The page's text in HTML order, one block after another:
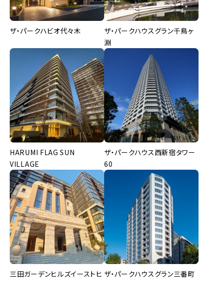
ザ・パークハビオ代々木
ザ・パークハウスグラン千鳥ヶ
淵
HARUMI FLAG SUN
VILLAGE
ザ・パークハウス西新宿タワー
60
三田ガーデンヒルズイーストヒ ザ・パークハウスグラン三番町